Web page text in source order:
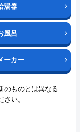
湯器
風呂
ーカー
のものとは異なる
い。